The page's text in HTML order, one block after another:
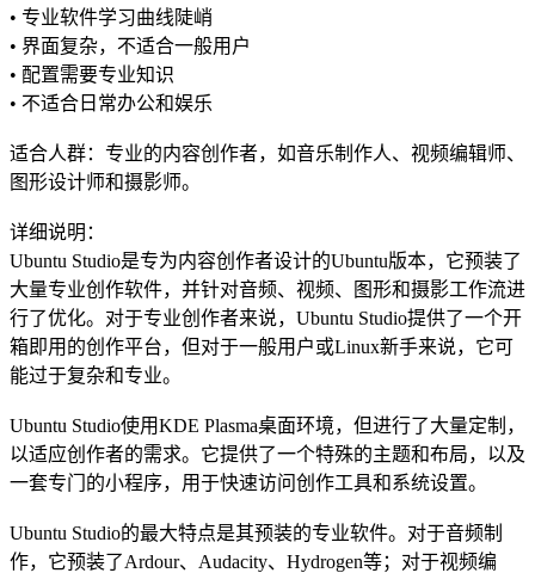
• 专业软件学习曲线陡峭
• 界面复杂，不适合一般用户
• 配置需要专业知识
• 不适合日常办公和娱乐
适合人群：专业的内容创作者，如音乐制作人、视频编辑师、
图形设计师和摄影师。
详细说明：
Ubuntu Studio是专为内容创作者设计的Ubuntu版本，它预装了
大量专业创作软件，并针对音频、视频、图形和摄影工作流进
行了优化。对于专业创作者来说，Ubuntu Studio提供了一个开
箱即用的创作平台，但对于一般用户或Linux新手来说，它可
能过于复杂和专业。
Ubuntu Studio使用KDE Plasma桌面环境，但进行了大量定制，
以适应创作者的需求。它提供了一个特殊的主题和布局，以及
一套专门的小程序，用于快速访问创作工具和系统设置。
Ubuntu Studio的最大特点是其预装的专业软件。对于音频制
作，它预装了Ardour、Audacity、Hydrogen等；对于视频编